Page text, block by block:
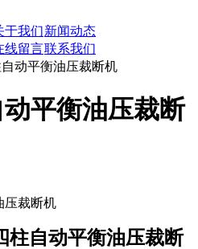
于我们新闻动态
线留言联系我们
动平衡油压裁断机
平衡油压裁断
柱自动平衡油压裁断